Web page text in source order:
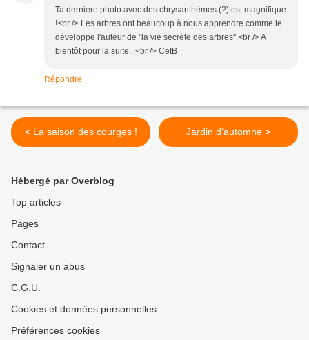
Ta dernière photo avec des chrysanthèmes (?) est magnifique
!<br /> Les arbres ont beaucoup à nous apprendre comme le
développe l'auteur de "la vie secrète des arbres".<br /> A
bientôt pour la suite...<br /> CetB
Répondre
< La saison des courges ! Jardin d'automne >
Hébergé par Overblog
Top articles
Pages
Contact
Signaler un abus
C.G.U.
Cookies et données personnelles
Préférences cookies